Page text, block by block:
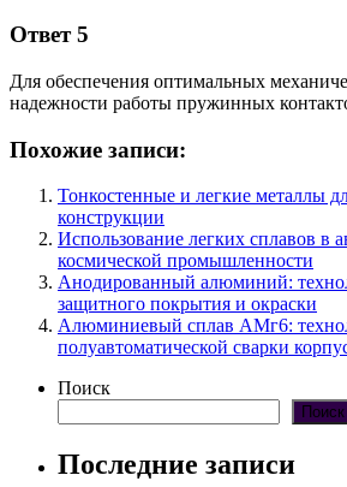
Ответ 5
Для обеспечения оптимальных
надежности работы пружинных
Похожие записи:
Тонкостенные и легкие металлы
конструкции
Использование легких сплавов в
космической промышленности
Анодированный алюминий:
защитного покрытия и окраски
Алюминиевый сплав АМг6:
полуавтоматической сварки
Поиск
Поиск
Последние записи